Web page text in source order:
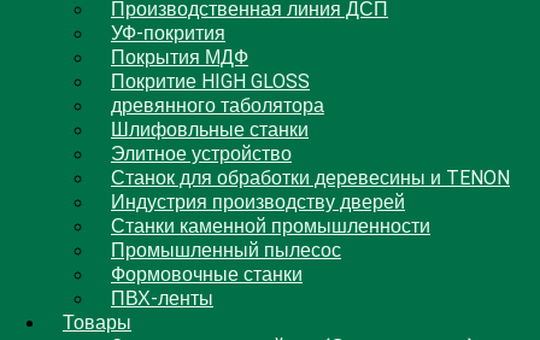
Производственная линия ДСП
УФ-покрития
Покрытия МДФ
Покритие HIGH GLOSS
древянного таболятора
Шлифовльные станки
Элитное устройство
Станок для обработки деревесины и TENON
Индустрия производству дверей
Станки каменной промышленности
Промышленный пылесос
Формовочные станки
ПВХ-ленты
Товары